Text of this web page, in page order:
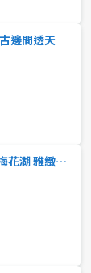
邊間透天
宜蘭 Lisa全房位 中山休閒區鄰梅花湖 雅緻品味別墅